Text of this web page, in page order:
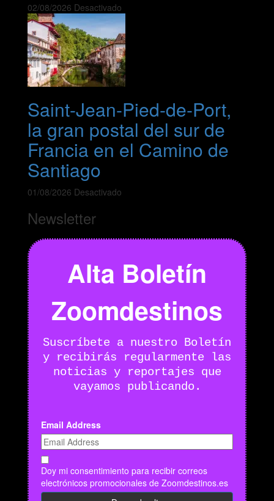
02/08/2026 Desactivado
Saint-Jean-Pied-de-Port,
la gran postal del sur de
Francia en el Camino de
Santiago
01/08/2026 Desactivado
Newsletter
Alta Boletín
Zoomdestinos
Suscríbete a nuestro Boletín
y recibirás regularmente las
noticias y reportajes que
vayamos publicando.
Email Address
Doy mi consentimiento para recibir correos
electrónicos promocionales de Zoomdestinos.es